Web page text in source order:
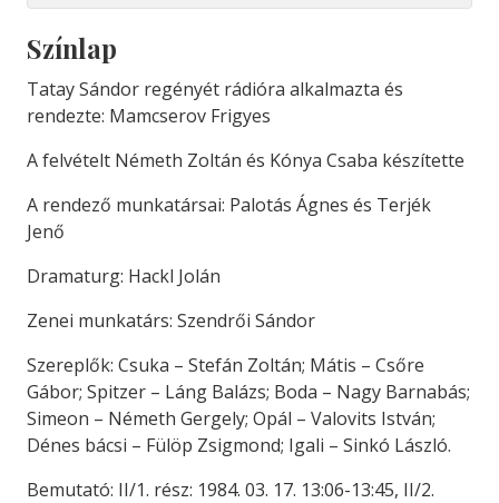
Színlap
Tatay Sándor regényét rádióra alkalmazta és
rendezte: Mamcserov Frigyes
A felvételt Németh Zoltán és Kónya Csaba készítette
A rendező munkatársai: Palotás Ágnes és Terjék
Jenő
Dramaturg: Hackl Jolán
Zenei munkatárs: Szendrői Sándor
Szereplők: Csuka – Stefán Zoltán; Mátis – Csőre
Gábor; Spitzer – Láng Balázs; Boda – Nagy Barnabás;
Simeon – Németh Gergely; Opál – Valovits István;
Dénes bácsi – Fülöp Zsigmond; Igali – Sinkó László.
Bemutató: II/1. rész: 1984. 03. 17. 13:06-13:45, II/2.